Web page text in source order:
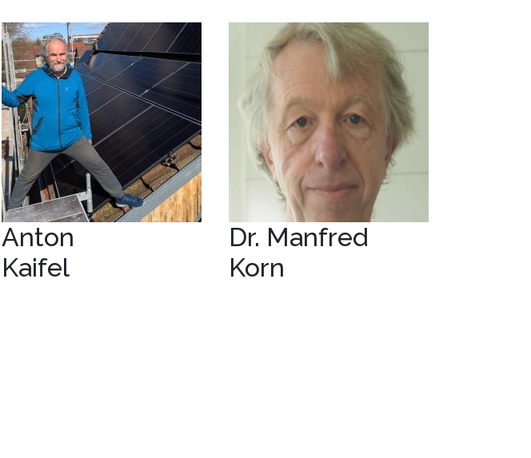
Anton
Kaifel
Dr. Manfred
Korn